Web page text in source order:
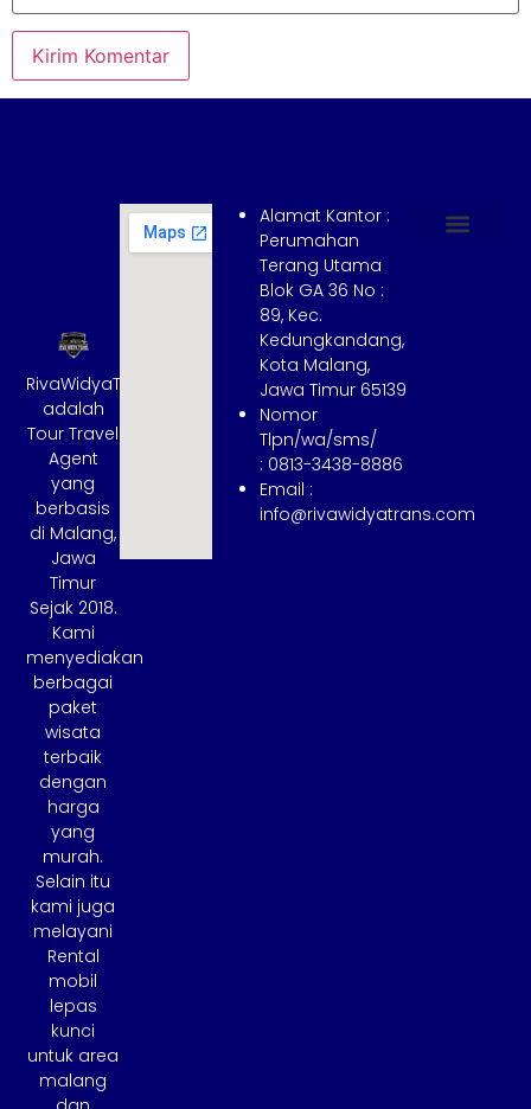
RivaWidyaTrans
adalah
Tour Travel
Agent
yang
berbasis
di Malang,
Jawa
Timur
Sejak 2018.
Kami
menyediakan
berbagai
paket
wisata
terbaik
dengan
harga
yang
murah.
Selain itu
kami juga
melayani
Rental
mobil
lepas
kunci
untuk area
malang
Alamat Kantor :
Perumahan
Terang Utama
Blok GA 36 No :
89, Kec.
Kedungkandang,
Kota Malang,
Jawa Timur 65139
Nomor
Tlpn/wa/sms/
: 0813-3438-8886
Email :
info@rivawidyatrans.com